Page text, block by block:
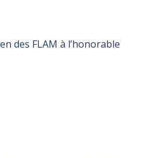
des FLAM à l’honorable